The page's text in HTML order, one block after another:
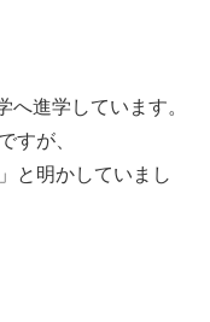
進学しています。
すが、
と明かしていまし